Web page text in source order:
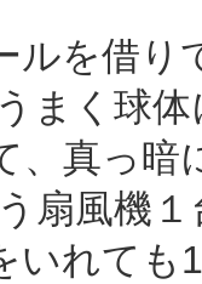
ルを借
まく球
、真っ暗
扇風機
いれても